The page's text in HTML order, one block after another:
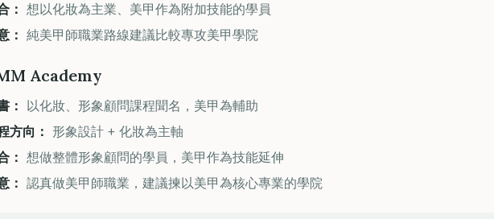
： 想以化妝為主業、美甲作為附加技能的學員
： 純美甲師職業路線建議比較專攻美甲學院
Academy
：
以化妝、形象顧問課程聞名，美甲為輔助
方向：
形象設計 + 化妝為主軸
： 想做整體形象顧問的學員，美甲作為技能延伸
： 認真做美甲師職業，建議揀以美甲為核心專業的學院